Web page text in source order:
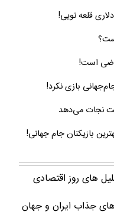
قلعه نویی!
است!
بازی نکرد!
های روز اقتصادی
جذاب ایران و جهان